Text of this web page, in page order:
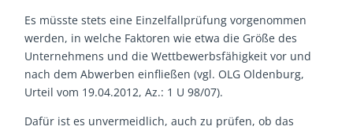
Es müsste stets eine Einzelfallprüfung vorgenommen
werden, in welche Faktoren wie etwa die Größe des
Unternehmens und die Wettbewerbsfähigkeit vor und
nach dem Abwerben einfließen (vgl. OLG Oldenburg,
Urteil vom 19.04.2012, Az.: 1 U 98/07).
Dafür ist es unvermeidlich, auch zu prüfen, ob das